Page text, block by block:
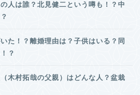
の人は誰？北見健二という噂も！？中
た！？離婚理由は？子供はいる？同
？
（木村拓哉の父親）はどんな人？盆栽